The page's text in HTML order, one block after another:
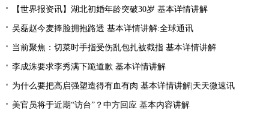
【世界报资讯】湖北初婚年龄突破30岁 基本详情讲解
吴磊赵今麦捧脸拥抱路透 基本详情讲解:全球通讯
当前聚焦：切菜时手指受伤乱包扎被截指 基本详情讲解
李成洙要求李秀满下跪道歉 基本详情讲解
为什么要把高启强塑造得有血有肉 基本详情讲解|天天微速讯
美官员将于近期“访台”？中方回应 基本内容讲解